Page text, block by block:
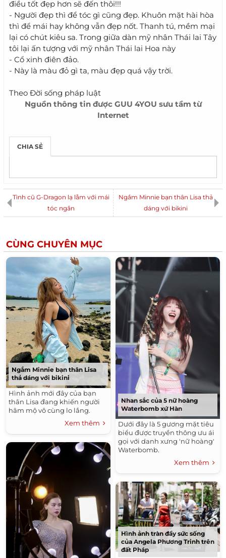
điều tốt đẹp hơn sẽ đến thôi!!!
- Người đẹp thì để tóc gì cũng đẹp. Khuôn mặt hài hòa
thì để mái hay không vẫn đẹp nốt. Thanh tú, mềm mại
lại có chút kiêu sa. Trong giữa dàn mỹ nhân Thái lai Tây
tôi lại ấn tượng với mỹ nhân Thái lai Hoa này
- Cổ xinh điên đảo.
- Này là màu đỏ gì ta, màu đẹp quá vậy trời.
Theo Đời sống pháp luật
Nguồn thông tin được GUU 4YOU sưu tầm từ
Internet
CHIA SẺ
Tình cũ G-Dragon lạ lẫm với mái
tóc ngắn
Ngắm Minnie bạn thân Lisa thả
dáng với bikini
CÙNG CHUYÊN MỤC
Ngắm Minnie bạn thân Lisa
thả dáng với bikini
Hình ảnh mới đây của bạn
thân Lisa đang khiến người
hâm mộ vô cùng lo lắng.
Xem thêm
Nhan sắc của 5 nữ hoàng
Waterbomb xứ Hàn
Dưới đây là 5 gương mặt tiêu
biểu được truyền thông ưu ái
gọi với danh xưng 'nữ hoàng'
Waterbomb.
Xem thêm
Hình ảnh tràn đầy sức sống
của Angela Phương Trinh trên
đất Pháp